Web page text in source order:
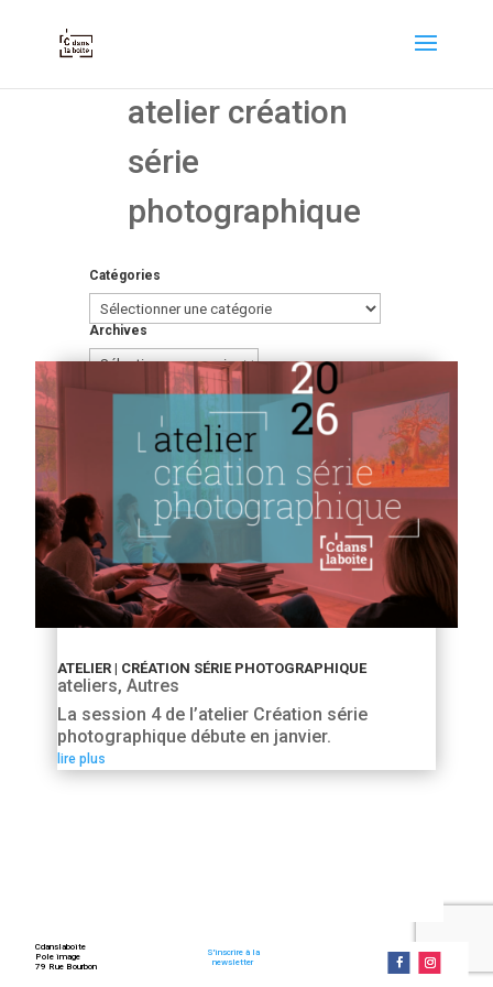
atelier création
série
photographique
Catégories
Catégories
Archives
Archives
ATELIER | CRÉATION SÉRIE PHOTOGRAPHIQUE
ateliers, Autres
La session 4 de l’atelier Création série
photographique débute en janvier.
lire plus
Cdanslaboite
Pole image
79 Rue Bourbon
S'inscrire à la
newsletter